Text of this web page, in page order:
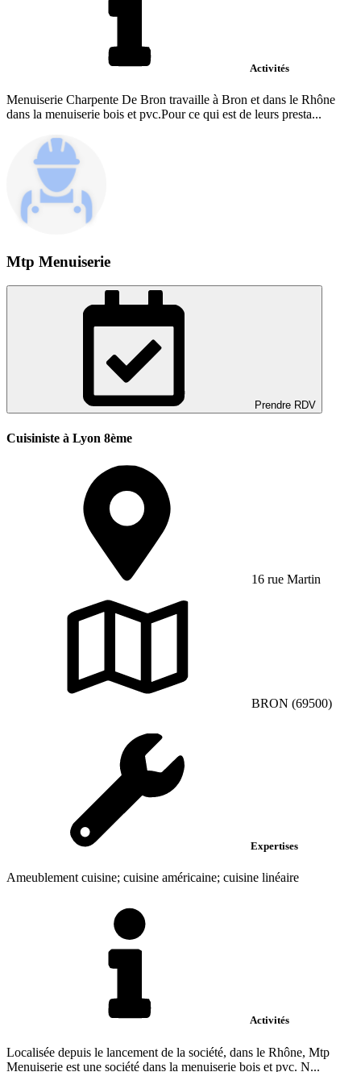
Activités
Menuiserie Charpente De Bron travaille à Bron et dans le Rhône
dans la menuiserie bois et pvc.Pour ce qui est de leurs presta...
Mtp Menuiserie
Prendre RDV
Cuisiniste à Lyon 8ème
16 rue Martin
BRON (69500)
Expertises
Ameublement cuisine; cuisine américaine; cuisine linéaire
Activités
Localisée depuis le lancement de la société, dans le Rhône, Mtp
Menuiserie est une société dans la menuiserie bois et pvc. N...